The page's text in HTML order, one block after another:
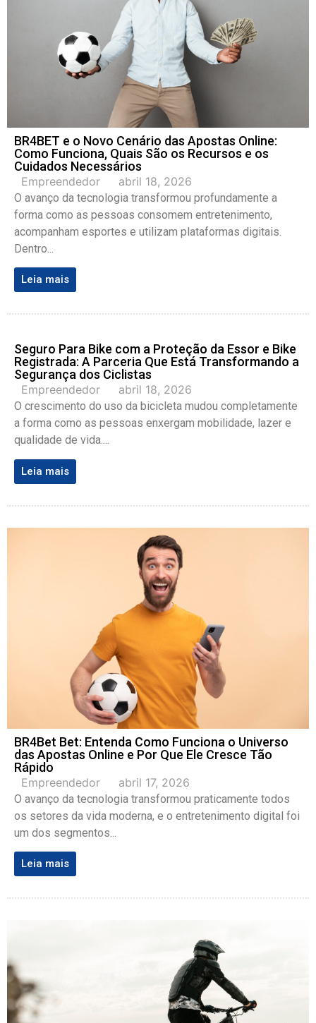
BR4BET e o Novo Cenário das Apostas Online:
Como Funciona, Quais São os Recursos e os
Cuidados Necessários
Empreendedor abril 18, 2026
O avanço da tecnologia transformou profundamente a
forma como as pessoas consomem entretenimento,
acompanham esportes e utilizam plataformas digitais.
Dentro...
Leia mais
Seguro Para Bike com a Proteção da Essor e Bike
Registrada: A Parceria Que Está Transformando a
Segurança dos Ciclistas
Empreendedor abril 18, 2026
O crescimento do uso da bicicleta mudou completamente
a forma como as pessoas enxergam mobilidade, lazer e
qualidade de vida....
Leia mais
BR4Bet Bet: Entenda Como Funciona o Universo
das Apostas Online e Por Que Ele Cresce Tão
Rápido
Empreendedor abril 17, 2026
O avanço da tecnologia transformou praticamente todos
os setores da vida moderna, e o entretenimento digital foi
um dos segmentos...
Leia mais